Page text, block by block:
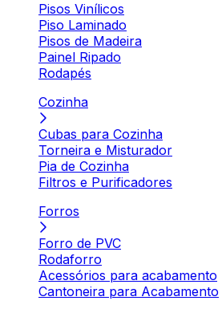
Pisos Vinílicos
Piso Laminado
Pisos de Madeira
Painel Ripado
Rodapés
Cozinha
Cubas para Cozinha
Torneira e Misturador
Pia de Cozinha
Filtros e Purificadores
Forros
Forro de PVC
Rodaforro
Acessórios para acabamento
Cantoneira para Acabamento